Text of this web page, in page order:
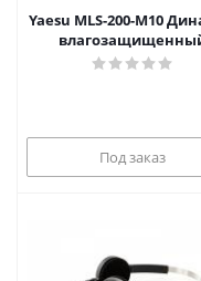
Yaesu MLS-200-M10
Под заказ